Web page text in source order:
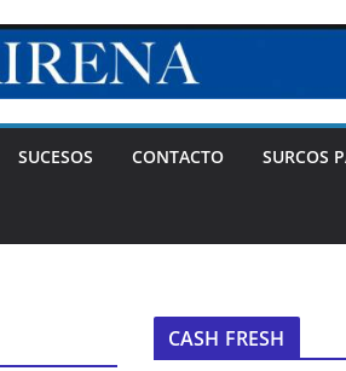
SUCESOS CONTACTO SURCOS
CASH FRESH